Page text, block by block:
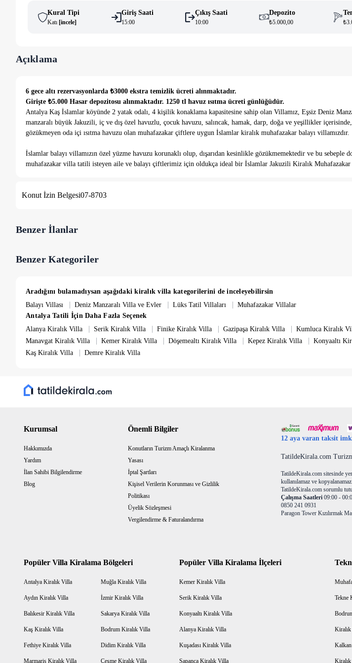
Kural Tipi
Katı [i̇ncele]
Giriş Saati
15:00
Çıkış Saati
10:00
Depozito
₺5.000,00
Açıklama
6 gece altı rezervasyonlarda ₺3000 ekstra temizlik ücreti alınmaktadır.
Girişte ₺5.000 Hasar depozitosu alınmaktadır. 1250 tl havuz ısıtma ücreti günlüğüdür.
Antalya Kaş İslamlar köyünde 2 yatak odalı, 4 kişilik konaklama kapasitesine sahip olan Villamız, Eşsiz Deniz
manzaralı büyük Jakuzili, iç ve dış özel havuzlu, çocuk havuzu, salıncak, hamak, darp, doğa ve yeşillikler
gözükmeyen oda içi ısıtma havuzu olan muhafazakar çiftlere uygun İslamlar kiralık muhafazakar balayı villamızdır.
İslamlar balayı villamızın özel yüzme havuzu korunaklı olup, dışarıdan kesinlikle gözükmemektedir ve bu sebeple
muhafazakar villa tatili isteyen aile ve balayı çiftlerimiz için oldukça ideal bir İslamlar Jakuzili Kiralık
korunaklı balayı evimize 1-2 dakika mesafede market, manav, restoran gibi tesisler bulunmakta olup, kalkan merkez
dolabı, saç kurutma makinası, klima, banyo ve tuvalet mevcuttur. Salonumuzda rahat, kaliteli, lüks oturma gurubu,
Konut İzin Belgesi07-8703
Benzer İlanlar
Benzer Kategoriler
Aradığını bulamadıysan aşağıdaki kiralık villa kategorilerini de inceleyebilirsin
Balayı Villası
| Deniz Manzaralı Villa ve Evler | Lüks Tatil Villaları | Muhafazakar Villalar
Antalya Tatili İçin Daha Fazla Seçenek
Alanya Kiralık Villa
| Serik Kiralık Villa | Finike Kiralık Villa | Gazipaşa Kiralık Villa | Kumluca Kiralık
Manavgat Kiralık Villa | Kemer Kiralık Villa | Döşemealtı Kiralık Villa | Kepez Kiralık Villa | Konyaaltı
Kaş Kiralık Villa | Demre Kiralık Villa
Kurumsal
Hakkımızda
Yardım
İlan Sahibi Bilgilendirme
Blog
Önemli Bilgiler
Konutların Turizm Amaçlı Kiralanma
Yasası
İptal Şartları
Kişisel Verilerin Korunması ve Gizlilik
Politikası
Üyelik Sözleşmesi
Vergilendirme & Faturalandırma
12 aya varan taksit
TatildeKirala.com
TatildeKirala.com sitesinde
kullanılamaz ve
TatildeKirala.com sorumlu
Çalışma Saatleri 09:00 -
0850 241 0931
Paragon Tower Kızılırmak
Popüler Villa Kiralama Bölgeleri
Antalya Kiralık Villa Muğla Kiralık Villa
Aydın Kiralık Villa İzmir Kiralık Villa
Balıkesir Kiralık Villa Sakarya Kiralık Villa
Kaş Kiralık Villa Bodrum Kiralık Villa
Fethiye Kiralık Villa Didim Kiralık Villa
Marmaris Kiralık Villa Çeşme Kiralık Villa
Popüler Villa Kiralama İlçeleri
Kemer Kiralık Villa
Serik Kiralık Villa
Konyaaltı Kiralık Villa
Alanya Kiralık Villa
Kuşadası Kiralık Villa
Sapanca Kiralık Villa
Tekne
Kiralık